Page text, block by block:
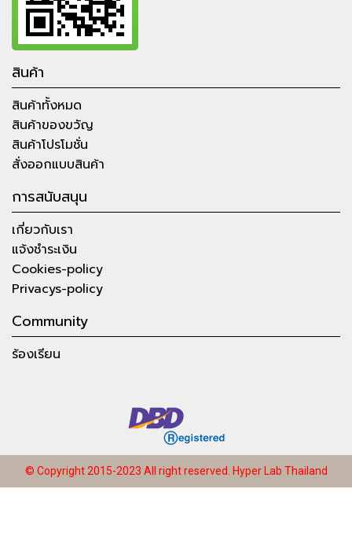
สินค้า
สินค้าทั้งหมด
สินค้าของขวัญ
สินค้าโปรโมชั่น
สั่งออกแบบสินค้า
การสนับสนุน
เกี่ยวกับเรา
แจ้งชำระเงิน
Cookies-policy
Privacys-policy
Community
ร้องเรียน
© Copyright 2015-2023 All right reserved. Hyper Lab Thailand